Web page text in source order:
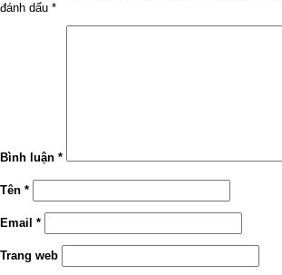
đánh dấu *
Bình luận *
Tên *
Email *
Trang web